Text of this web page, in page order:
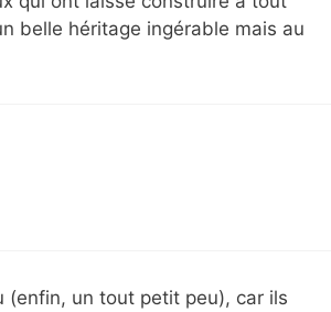
belle héritage ingérable mais au
(enfin, un tout petit peu), car ils